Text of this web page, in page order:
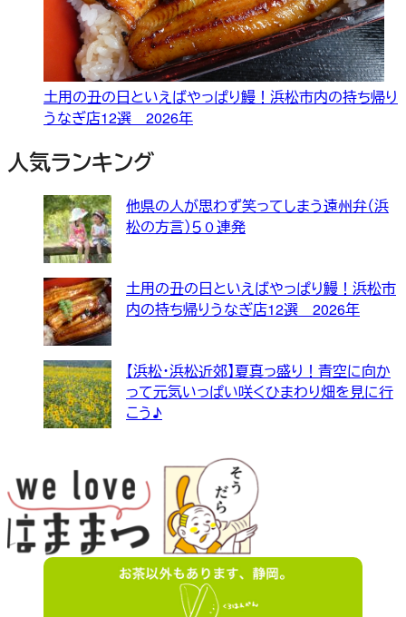
土用の丑の日といえばやっぱり鰻！浜松市内の持ち帰り
うなぎ店12選 2026年
人気ランキング
他県の人が思わず笑ってしまう遠州弁（浜
松の方言）５０連発
土用の丑の日といえばやっぱり鰻！浜松市
内の持ち帰りうなぎ店12選 2026年
【浜松・浜松近郊】夏真っ盛り！青空に向か
って元気いっぱい咲くひまわり畑を見に行
こう♪